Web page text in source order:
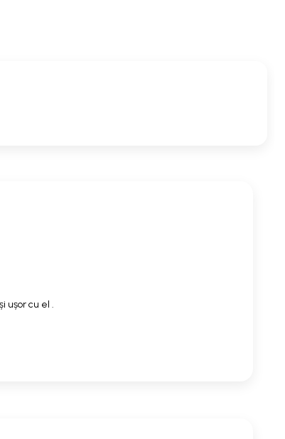
ușor cu el .